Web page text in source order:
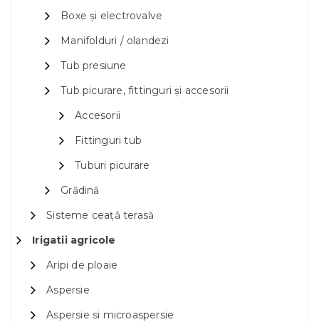
Boxe și electrovalve
Manifolduri / olandezi
Tub presiune
Tub picurare, fittinguri și accesorii
Accesorii
Fittinguri tub
Tuburi picurare
Grădină
Sisteme ceață terasă
Irigatii agricole
Aripi de ploaie
Aspersie
Aspersie si microaspersie